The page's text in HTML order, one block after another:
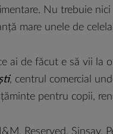
Nu trebuie
mare unele de
ce ai de făcut e să vii la
, centrul comercial
pentru copii,
Reserved, Sinsay,